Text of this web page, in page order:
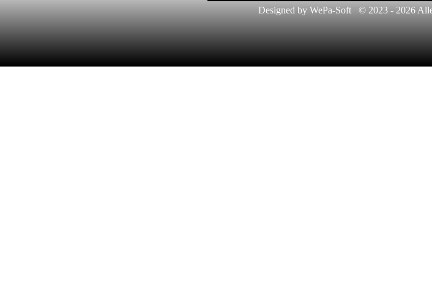
Designed by WePa-Soft © 2023 - 2026